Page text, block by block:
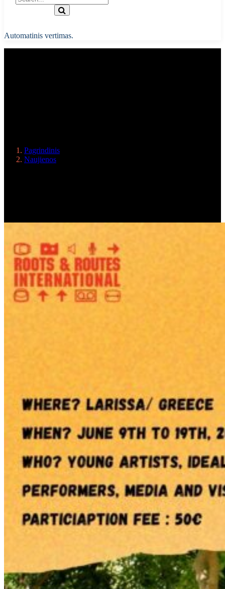
Automatinis vertimas.
Pagrindinis
Naujienos